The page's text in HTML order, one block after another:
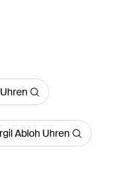
Abloh Uhren